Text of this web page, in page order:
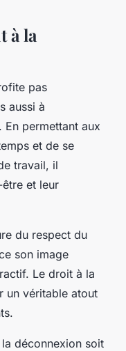
à la
pas
aussi à
En permettant aux
et de se
travail, il
et leur
du respect du
son image
Le droit à la
un véritable atout
déconnexion soit